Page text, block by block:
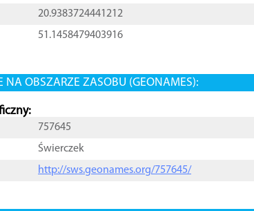
20.9383724441212
51.1458479403916
NA OBSZARZE ZASOBU (GEONAMES):
757645
Świerczek
http://sws.geonames.org/757645/